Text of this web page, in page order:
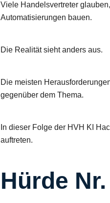
Viele Handelsvertreter
Automatisierungen bauen.
Die Realität sieht anders aus.
Die meisten
gegenüber dem Thema.
In dieser Folge der HVH KI
auftreten.
Hürde